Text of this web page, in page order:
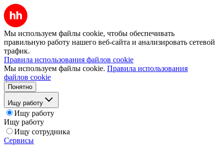
Мы используем файлы cookie, чтобы обеспечивать
правильную работу нашего веб-сайта и анализировать сетевой
трафик.
Правила использования файлов cookie
Мы используем файлы cookie. Правила использования
файлов cookie
Понятно
Ищу работу
Ищу работу
Ищу работу
Ищу сотрудника
Сервисы